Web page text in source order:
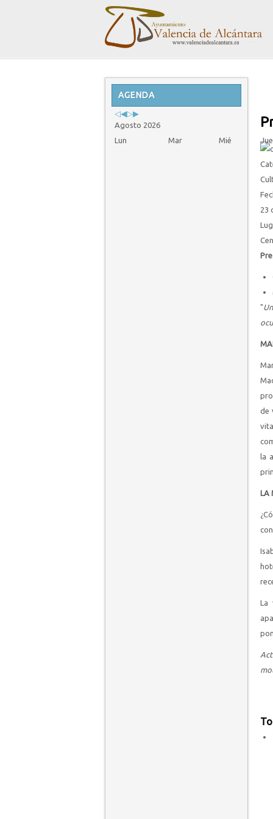
AGENDA
Previous
Year
Previous
Month
Next
Year
Next
Month
Agosto 2026
Lun
Mar Mié Jue
23
"
de
la
LA
La